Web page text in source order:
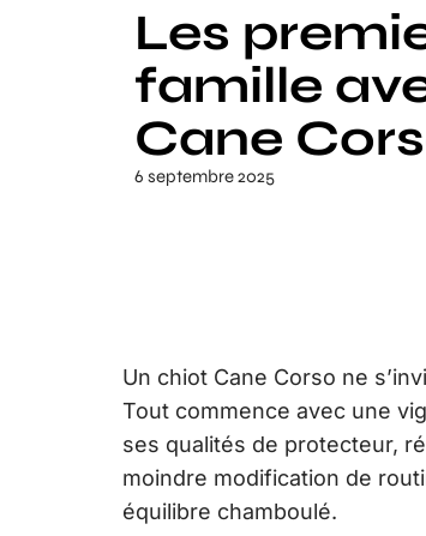
Les
famille
Cane
6 septembre 2025
Un chiot Cane Corso ne
Tout commence avec une
ses qualités de protecteur,
moindre modification de
équilibre chamboulé.